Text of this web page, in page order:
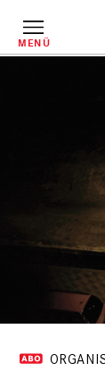
InhaltMENÜ